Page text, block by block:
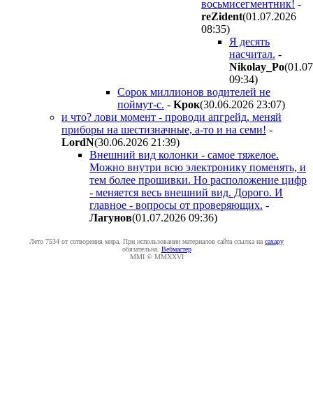
восьмисегментник! -
reZident(01.07.2026
08:35)
Я десять
насчитал. -
Nikolay_Po
09:34)
Сорок миллионов водителей не
поймут-с. - Kpoк(30.06.2026 23:07)
и что? лови момент - проводи апгрейд, меняй
приборы на шестизначные, а-то и на семи! -
LordN(30.06.2026 21:39)
Внешний вид колонки - самое тяжелое.
Можно внутри всю электронику поменять, и
тем более прошивки. Но расположение цифр
- меняется весь внешний вид. Дорого. И
главное - вопросы от проверяющих. -
Лaгyнoв(01.07.2026 09:36)
Лето 7534 от сотворения мира. При использовании материалов сайта ссылка на caxapу
обязательна. Вебмастер
MMI © MMXXVI